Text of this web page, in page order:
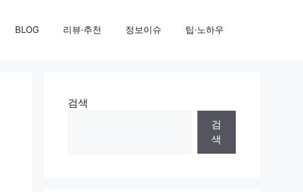
BLOG 리뷰·추천 정보이슈 팁·노하우
검색
검
색